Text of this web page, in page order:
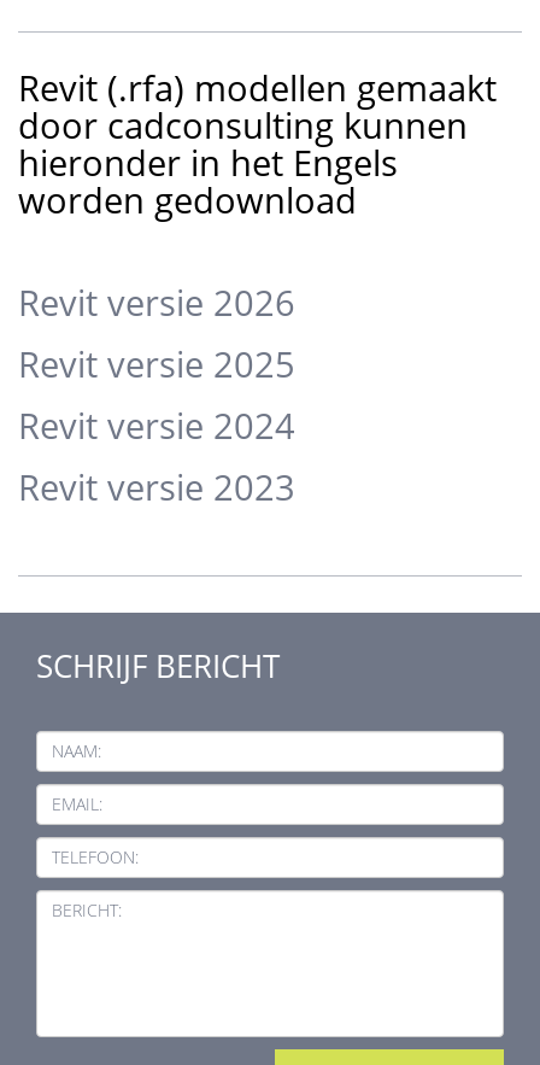
Revit (.rfa) modellen gemaakt
door cadconsulting kunnen
hieronder in het Engels
worden gedownload
Revit versie 2026
Revit versie 2025
Revit versie 2024
Revit versie 2023
SCHRIJF BERICHT
NAAM:
EMAIL:
TELEFOON:
BERICHT: